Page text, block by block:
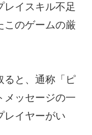
レイスキル不足
このゲームの厳
と、通称「ピ
メッセージの一
レイヤーがい